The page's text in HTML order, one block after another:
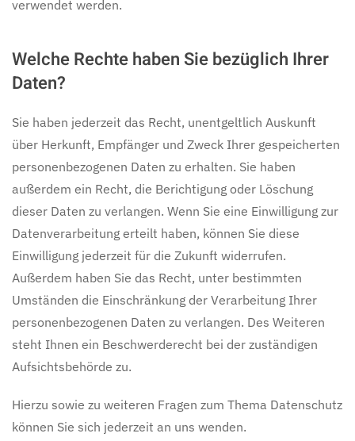
verwendet werden.
Welche Rechte haben Sie bezüglich Ihrer
Daten?
Sie haben jederzeit das Recht, unentgeltlich Auskunft
über Herkunft, Empfänger und Zweck Ihrer gespeicherten
personenbezogenen Daten zu erhalten. Sie haben
außerdem ein Recht, die Berichtigung oder Löschung
dieser Daten zu verlangen. Wenn Sie eine Einwilligung zur
Datenverarbeitung erteilt haben, können Sie diese
Einwilligung jederzeit für die Zukunft widerrufen.
Außerdem haben Sie das Recht, unter bestimmten
Umständen die Einschränkung der Verarbeitung Ihrer
personenbezogenen Daten zu verlangen. Des Weiteren
steht Ihnen ein Beschwerderecht bei der zuständigen
Aufsichtsbehörde zu.
Hierzu sowie zu weiteren Fragen zum Thema Datenschutz
können Sie sich jederzeit an uns wenden.